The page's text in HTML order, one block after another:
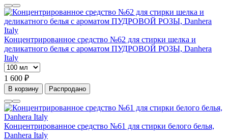
Концентрированное средство №62 для стирки шелка и
деликатного белья с ароматом ПУДРОВОЙ РОЗЫ, Danhera
Italy
1 600 ₽
В корзину Распродано
Концентрированное средство №61 для стирки белого белья,
Danhera Italy